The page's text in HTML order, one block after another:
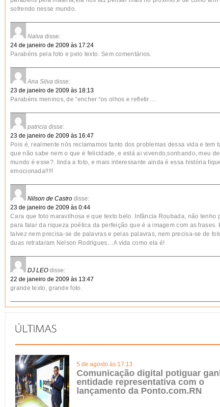
sofrendo nesse mundo.
Nalva disse:
24 de janeiro de 2009 às 17:24
Parabéns pela foto e pelo texto. Sem comentários.
Ana Silva disse:
23 de janeiro de 2009 às 18:13
Parabéns meninos, de “encher “os olhos e refletir….
patricia disse:
23 de janeiro de 2009 às 16:47
Pois é, realmente nós reclamamos tanto dos problemas dessa vida e tem
que não sabe nem o que é felicidade, e está ai vivendo,sonhando, meu
mundo é esse?. linda a foto, e mais interessante ainda é essa história
emocionada!!!!!
Nilson de Castro disse:
23 de janeiro de 2009 às 0:44
Cara que foto maravilhosa e que texto belo. Infância Roubada, não tenho
para falar da riqueza poética da perfeição que é a imagem com as frases.
talvez nem precisa-se de palavras e pelas palavras, nem precisa-se de
duas retrataram Nelson Rodrigues…A vida como ela é!
DJ LEO disse:
22 de janeiro de 2009 às 13:47
grande texto, grande foto.
5 de agosto às 17:13
Comunicação digital potiguar
entidade representativa com o
lançamento da Ponto.com.RN